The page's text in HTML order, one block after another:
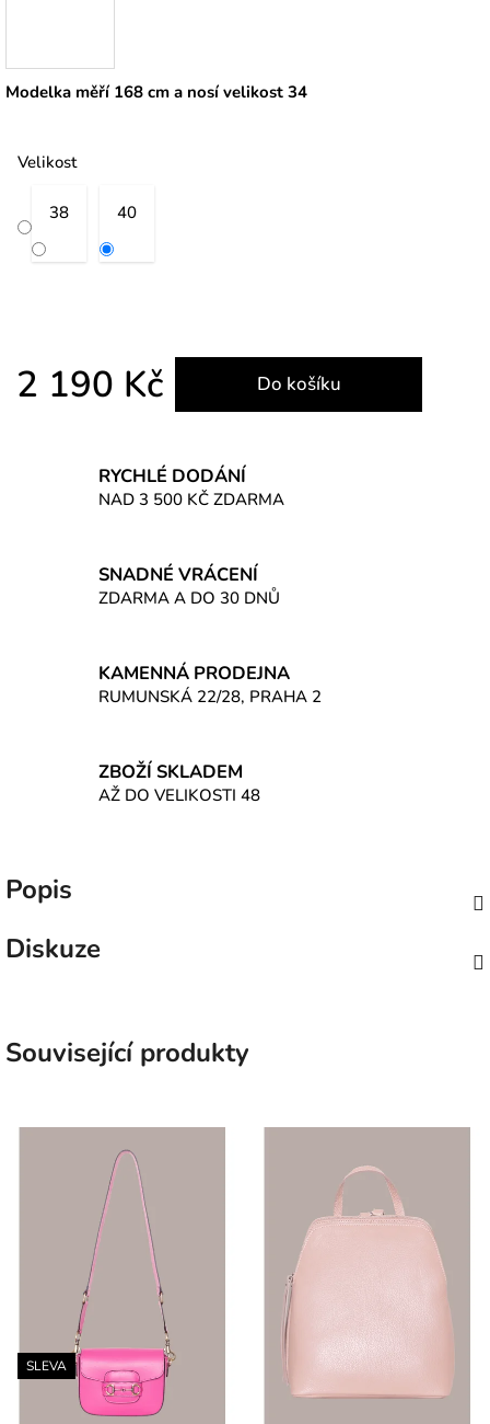
Modelka měří 168 cm a nosí velikost 34
Velikost
38 40
2 190 Kč Do košíku
RYCHLÉ DODÁNÍ
NAD 3 500 KČ ZDARMA
SNADNÉ VRÁCENÍ
ZDARMA A DO 30 DNŮ
KAMENNÁ PRODEJNA
RUMUNSKÁ 22/28, PRAHA 2
ZBOŽÍ SKLADEM
AŽ DO VELIKOSTI 48
Popis
Diskuze
Související produkty
SLEVA